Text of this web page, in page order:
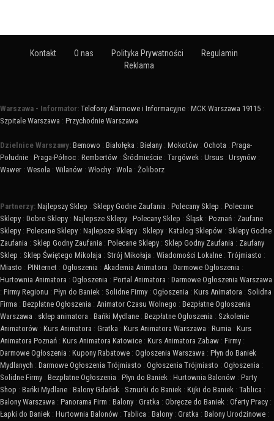
Kontakt O nas Polityka Prywatności
Regulamin
Reklama
Warszawa - Informator: Telefony Alarmowe i Informacyjne : MCK Warszawa 19115 :
Szpitale Warszawa : Przychodnie Warszawa
Dzielnice Warszawy: Bemowo : Białołęka : Bielany : Mokotów : Ochota : Praga-
Południe : Praga-Północ : Rembertów : Śródmieście : Targówek : Ursus : Ursynów :
Wawer : Wesoła : Wilanów : Włochy : Wola : Żoliborz
Partnerzy: Najlepszy Sklep : Sklepy Godne Zaufania : Polecany Sklep : Polecane
Sklepy : Dobre Sklepy : Najlepsze Sklepy : Polecany Sklep : Śląsk : Poznań : Zaufane
Sklepy : Polecane Sklepy : Najlepsze Sklepy : Sklepy : Katalog Sklepów : Sklepy Godne
Zaufania : Sklep Godny Zaufania : Polecane Sklepy : Sklep Godny Zaufania : Zaufany
Sklep : Sklep Świętego Mikołaja : Strój Mikołaja : Wiadomości Lokalne : Trójmiasto :
Miasto : PINternet : Ogłoszenia : Akademia Animatora : Darmowe Ogłoszenia :
Hurtownia Animatora : Ogłoszenia : Portal Animatora : Darmowe Ogłoszenia Warszawa
: Firmy Regionu : Płyn do Baniek : Solidne Firmy : Ogłoszenia : Kurs Animatora : Solidna
Firma : Bezpłatne Ogłoszenia : Animator Czasu Wolnego : Bezpłatne Ogłoszenia
Warszawa : sklep animatora : Bańki Mydlane : Bezpłatne Ogłoszenia : Szkolenie
Animatorów : Kurs Animatora : Gratka : Kurs Animatora Warszawa : Rumia : Kurs
Animatora Poznań : Kurs Animatora Katowice : Kurs Animatora Zabaw : Firmy :
Darmowe Ogłoszenia : Kupony Rabatowe : Ogłoszenia Warszawa : Płyn do Baniek
Mydlanych : Darmowe Ogłoszenia Trójmiasto : Ogłoszenia Trójmiasto : Ogłoszenia :
Solidne Firmy : Bezpłatne Ogłoszenia : Płyn do Baniek : Hurtownia Balonów : Party
Shop : Bańki Mydlane : Balony Gdańsk : Sznurki do Baniek : Kijki do Baniek : Tablica :
Balony Warszawa : Panorama Firm : Balony : Gratka : Obręcze do Baniek : Oferty Pracy :
Łapki do Baniek : Hurtownia Balonów : Tablica : Balony : Gratka : Balony Urodzinowe :